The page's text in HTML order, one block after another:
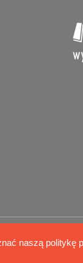
naszą politykę